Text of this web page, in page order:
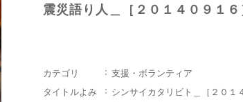
震災語り人＿［２０１４０９１
カテゴリ
支援・ボランティア
タイトルよみ
シンサイカタリビト＿［２０